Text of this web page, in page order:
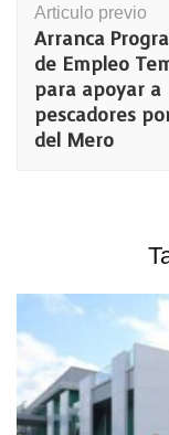
de
publicación
Articulo previo
Arranca
de Empleo
para apoyar a
pescadores
del Mero